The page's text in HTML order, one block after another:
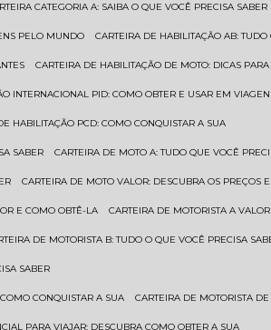
CATEGORIA A: SAIBA O QUE VOCÊ PRECISA SABER
PELO MUNDO CARTEIRA DE HABILITAÇÃO AB:
CARTEIRA DE HABILITAÇÃO DE MOTO: DICAS
INTERNACIONAL PID: COMO OBTER E USAR EM
DE HABILITAÇÃO PCD: COMO CONQUISTAR A SUA
SABER CARTEIRA DE MOTO A: TUDO QUE VOCÊ
CARTEIRA DE MOTO VALOR: DESCUBRA OS PREÇOS
E COMO OBTÊ-LA CARTEIRA DE MOTORISTA A
DE MOTORISTA B: TUDO O QUE VOCÊ PRECISA
SABER
CONQUISTAR A SUA CARTEIRA DE MOTORISTA
PARA VIAJAR: DESCUBRA COMO OBTER A SUA